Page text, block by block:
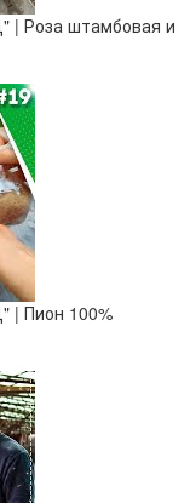
Роза штамбовая и
Пион 100%